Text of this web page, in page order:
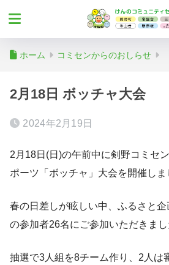
ホーム コミセンからのおしらせ
2月18日 ボッチャ大会
2024年2月19日
2月18日(日)の午前中に剣野コミセ
ポーツ「ボッチャ」大会を開催しま
春の日差しが眩しい中、ふるさと
の参加者26名にご参加いただきまし
抽選で3人組を8チーム作り、2人は